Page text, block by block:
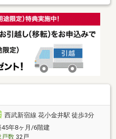
乾燥機等充実の室内設備□ペッ
後即インターネット利用可
ンターホン対応□ALSOKと提携
システム□24時間ゴミ出しOK
西武新宿線 花小金井駅 徒歩3分
45年8ヶ月/6階建
戸数32戸